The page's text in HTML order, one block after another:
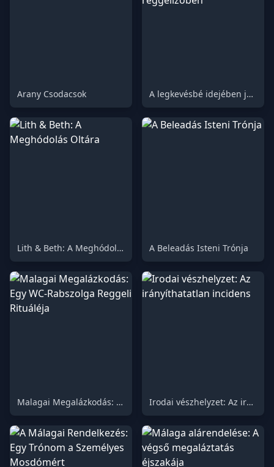
Arany Csodacsok A legkevésbé idejében jött zavar a hotels reggelizőben
Lith & Beth: A Meghódolás Oltára A Beleadás Isteni Trónja
Malagai Megalázkodás: Egy WC-Rabszolga Reggeli Rituáléja Irodai vészhelyzet: Az irányíthatatlan incidens